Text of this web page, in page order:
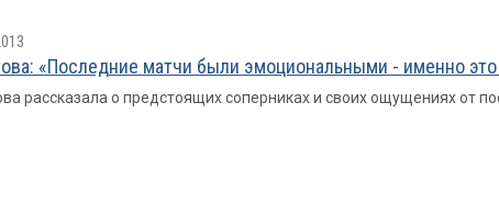
«Последние матчи были эмоциональными - именно это
рассказала о предстоящих соперниках и своих ощущениях от